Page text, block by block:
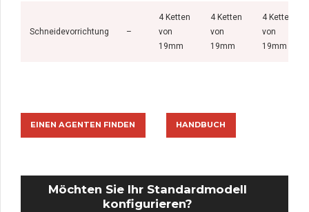
Schneidevorrichtung –
4 Ketten
von
19mm
4 Ketten
von
19mm
4 Ketten
von
19mm
EINEN AGENTEN FINDEN HANDBUCH
Möchten Sie Ihr Standardmodell
konfigurieren?